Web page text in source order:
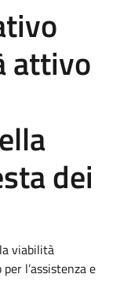
attivo
dei
viabilità
l’assistenza e